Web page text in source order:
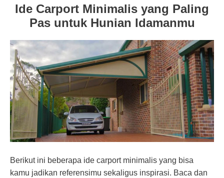
Ide Carport Minimalis yang Paling
Pas untuk Hunian Idamanmu
Berikut ini beberapa ide carport minimalis yang bisa
kamu jadikan referensimu sekaligus inspirasi. Baca dan